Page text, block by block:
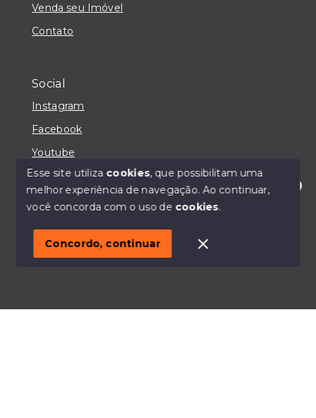
Olá! Estou disponível para te ajudar.
Venda seu Imóvel
Contato
Social
Instagram
Facebook
Youtube
© Copyright 2026 - IMOBILIÁRIA CASA MAIORI -
SITE PARA IMOBILIARIA
Esse site utiliza cookies, que possibilitam uma
melhor experiência de navegação.Ao continuar,
você concorda com o uso de cookies.
Concordo, continuar